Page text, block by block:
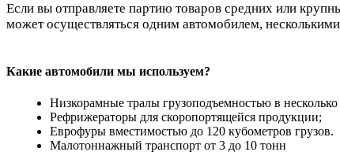
Если вы отправляете партию товаров средних или
может осуществляться одним автомобилем,
Какие автомобили мы используем?
Низкорамные тралы грузоподъемностью в
Рефрижераторы для скоропортящейся продукции;
Еврофуры вместимостью до 120 кубометров грузов.
Малотоннажный транспорт от 3 до 10 тонн